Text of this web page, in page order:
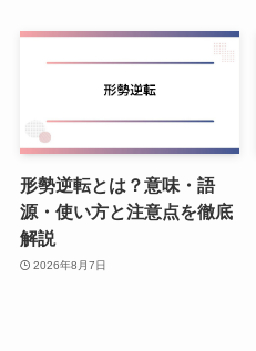
形勢逆転とは？意味・語
源・使い方と注意点を徹底
解説
2026年8月7日